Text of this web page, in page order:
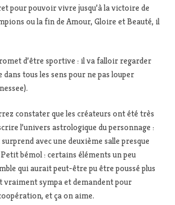
pour pouvoir vivre jusqu’à la victoire de
ou la fin de Amour, Gloire et Beauté, il
d’être sportive : il va falloir regarder
tous les sens pour ne pas louper
constater que les créateurs ont été très
l’univers astrologique du personnage :
avec une deuxième salle presque
bémol : certains éléments un peu
qui aurait peut-être pu être poussé plus
vraiment sympa et demandent pour
et ça on aime.